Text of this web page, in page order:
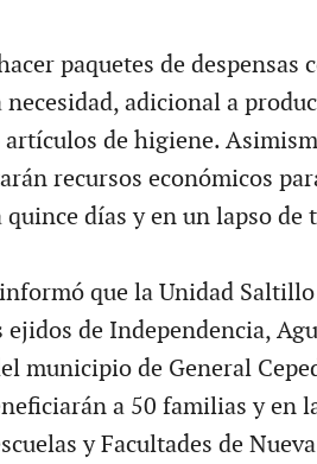
paquetes de despensas
adicional a
de higiene.
recursos económicos
quince días y en un lapso de
que la Unidad
de Independencia,
municipio de General
a 50 familias y en
y Facultades de